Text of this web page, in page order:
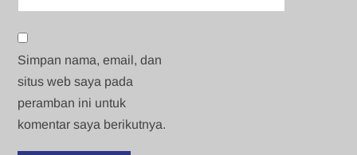
Simpan nama, email, dan
situs web saya pada
peramban ini untuk
komentar saya berikutnya.